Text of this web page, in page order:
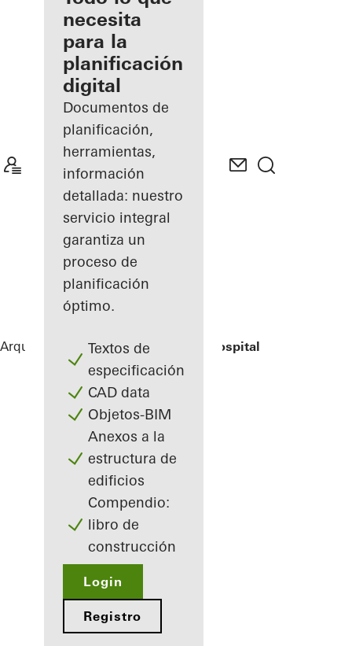
registrado
Descubre
mi área
de
trabajo
necesita
para la
planificación
digital
Documentos de
planificación,
herramientas,
información
detallada: nuestro
servicio integral
garantiza un
proceso de
planificación
óptimo.
Textos de
especificación
CAD data
Objetos-BIM
Anexos a la
estructura de
edificios
Compendio:
libro de
construcción
Login
Registro
Arquitectos ReferenciasSt.-Marien-Hospital